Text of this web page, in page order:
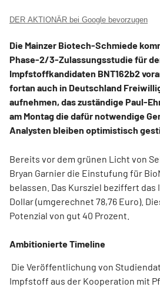
DER AKTIONÄR bei Google bevorzugen
Die Mainzer Biotech-Schmiede
Phase-2/3-Zulassungsstudie für
Impfstoffkandidaten BNT162b2
fortan auch in Deutschland
aufnehmen, das zuständige Paul-
am Montag die dafür notwendige
Analysten bleiben optimistisch
Bereits vor dem grünen Licht von
Bryan Garnier die Einstufung für
belassen. Das Kursziel beziffert
Dollar (umgerechnet 78,76 Euro).
Potenzial von gut 40 Prozent.
Ambitionierte Timeline
Die Veröffentlichung von
Impfstoff aus der Kooperation mit